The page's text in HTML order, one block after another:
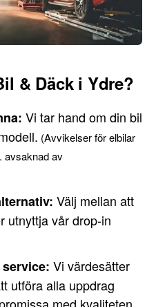
& Däck i Ydre?
Vi tar hand om din bil
(Avvikelser för elbilar
avsaknad av
Välj mellan att
utnyttja vår drop-in
Vi värdesätter
utföra alla uppdrag